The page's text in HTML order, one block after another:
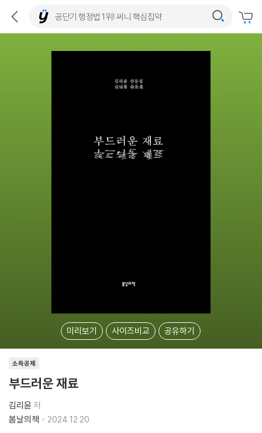
미리보기 사이즈비교 공유하기
소득공제
부드러운 재료
김리윤 저
봄날의책
2024.12.20.